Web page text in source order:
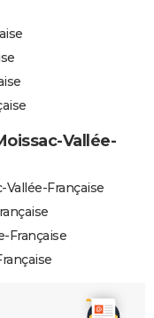
Vallée-
Française
Française